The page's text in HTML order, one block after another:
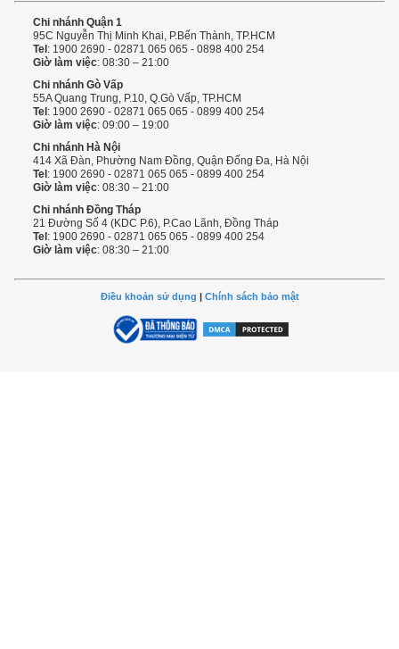
Chi nhánh Quận 1
95C Nguyễn Thị Minh Khai, P.Bến Thành, TP.HCM
Tel: 1900 2690 - 02871 065 065 - 0898 400 254
Giờ làm việc: 08:30 – 21:00
Chi nhánh Gò Vấp
55A Quang Trung, P.10, Q.Gò Vấp, TP.HCM
Tel: 1900 2690 - 02871 065 065 - 0899 400 254
Giờ làm việc: 09:00 – 19:00
Chi nhánh Hà Nội
414 Xã Đàn, Phường Nam Đồng, Quận Đống Đa, Hà Nội
Tel: 1900 2690 - 02871 065 065 - 0899 400 254
Giờ làm việc: 08:30 – 21:00
Chi nhánh Đồng Tháp
21 Đường Số 4 (KDC P.6), P.Cao Lãnh, Đồng Tháp
Tel: 1900 2690 - 02871 065 065 - 0899 400 254
Giờ làm việc: 08:30 – 21:00
Điều khoản sử dụng | Chính sách bảo mật